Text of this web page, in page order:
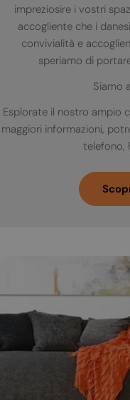
impreziosire i vostri
accogliente che i
convivialità e
speriamo di
Siamo
Esplorate il nostro ampio
maggiori informazioni,
telefono,